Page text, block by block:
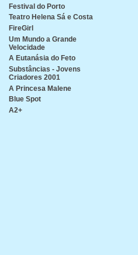
Festival do Porto
Teatro Helena Sá e Costa
FireGirl
Um Mundo a Grande
Velocidade
A Eutanásia do Feto
Substâncias - Jovens
Criadores 2001
A Princesa Malene
Blue Spot
A2+